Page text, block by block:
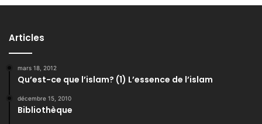
Articles
mars 18, 2012
Qu’est-ce que l’islam? (1) L’essence de l’islam
décembre 15, 2010
Bibliothèque